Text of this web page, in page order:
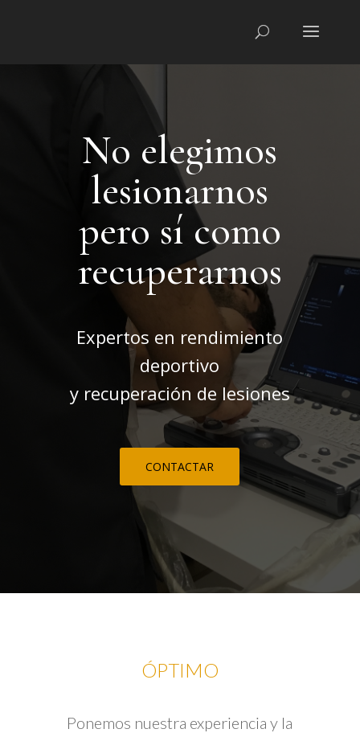
No elegimos
lesionarnos
pero sí como
recuperarnos
Expertos en rendimiento
deportivo
y recuperación de lesiones
CONTACTAR
ÓPTIMO
Ponemos nuestra experiencia y la